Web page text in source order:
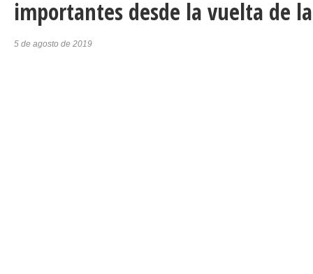
importantes desde la vuelta de
5 de agosto de 2019